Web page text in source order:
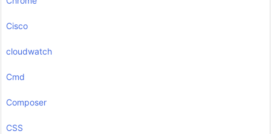
Cisco
cloudwatch
Cmd
Composer
CSS